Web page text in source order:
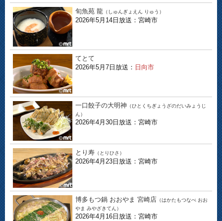
旬魚苑 龍 （しゅんぎょえん りゅう）
2026年5月14日放送：宮崎市
てとて
2026年5月7日放送： 日向市
一口餃子の大明神 （ひとくちぎょうざのだいみょうじ
ん）
2026年4月30日放送：宮崎市
とり寿 （とりひさ）
2026年4月23日放送：宮崎市
博多もつ鍋 おおやま 宮崎店 （はかたもつなべ おお
やま みやざきてん）
2026年4月16日放送：宮崎市